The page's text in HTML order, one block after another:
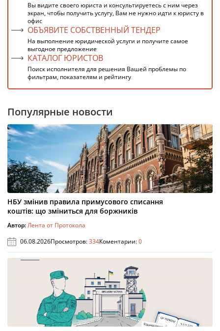
Вы видите своего юриста и консультируетесь с ним через
экран, чтобы получить услугу, Вам не нужно идти к юристу в
офис
ОБЪЯВИТЕ СОБСТВЕННЫЙ ТЕНДЕР
На выполнение юридической услуги и получите самое
выгодное предложение
КАТАЛОГ ЮРИСТОВ
Поиск исполнителя для решения Вашей проблемы по
фильтрам, показателям и рейтингу
Популярные новости
НБУ змінив правила примусового списання
коштів: що зміниться для боржників
Автор:Лента от Протокола
06.08.2026Просмотров:334Коментарии:0